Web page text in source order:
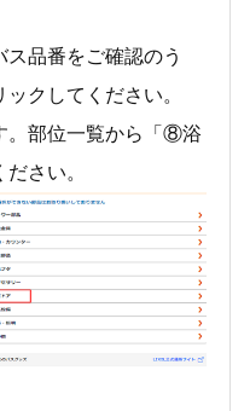
品番をご確認のう
クしてください。
。部位一覧から「⑧浴
さい。